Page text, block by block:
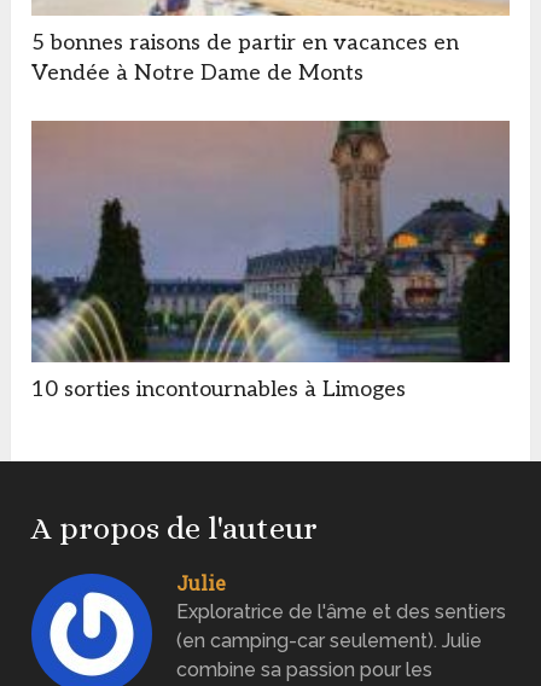
5 bonnes raisons de partir en vacances en
Vendée à Notre Dame de Monts
10 sorties incontournables à Limoges
A propos de l'auteur
Julie
Exploratrice de l'âme et des sentiers
(en camping-car seulement). Julie
combine sa passion pour les